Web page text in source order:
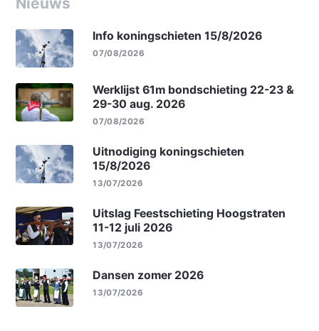
Info koningschieten 15/8/2026
07/08/2026
Werklijst 61m bondschieting 22-23 &
29-30 aug. 2026
07/08/2026
Uitnodiging koningschieten
15/8/2026
13/07/2026
Uitslag Feestschieting Hoogstraten
11-12 juli 2026
13/07/2026
Dansen zomer 2026
13/07/2026